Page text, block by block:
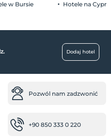
w Bursie Hotele na
Dodaj hotel
Pozwól nam zadzwonić
+90 850 333 0 220